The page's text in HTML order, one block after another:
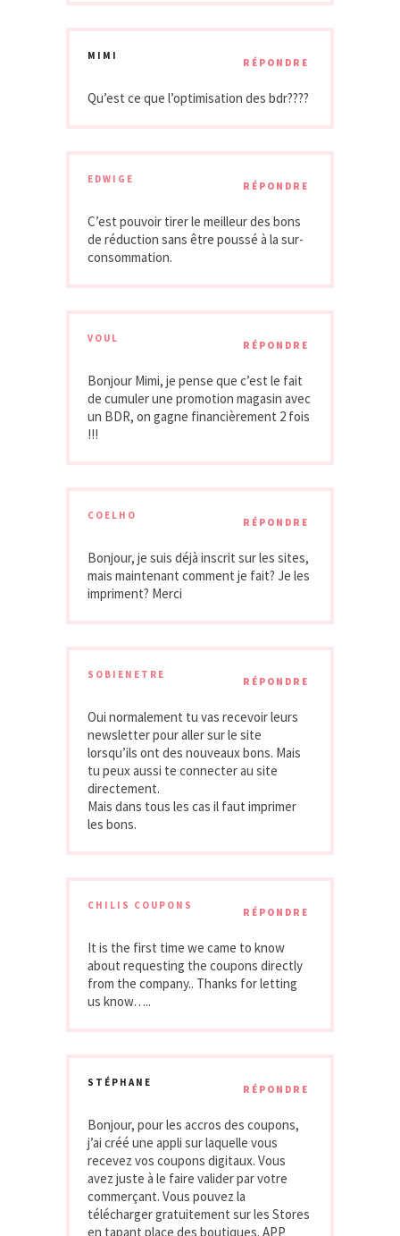
MIMI
RÉPONDRE
Qu’est ce que l’optimisation des bdr????
EDWIGE
RÉPONDRE
C’est pouvoir tirer le meilleur des bons
de réduction sans être poussé à la sur-
consommation.
VOUL
RÉPONDRE
Bonjour Mimi, je pense que c’est le fait
de cumuler une promotion magasin avec
un BDR, on gagne financièrement 2 fois
!!!
COELHO
RÉPONDRE
Bonjour, je suis déjà inscrit sur les sites,
mais maintenant comment je fait? Je les
impriment? Merci
SOBIENETRE
RÉPONDRE
Oui normalement tu vas recevoir leurs
newsletter pour aller sur le site
lorsqu’ils ont des nouveaux bons. Mais
tu peux aussi te connecter au site
directement.
Mais dans tous les cas il faut imprimer
les bons.
CHILIS COUPONS
RÉPONDRE
It is the first time we came to know
about requesting the coupons directly
from the company.. Thanks for letting
us know…..
STÉPHANE
RÉPONDRE
Bonjour, pour les accros des coupons,
j’ai créé une appli sur laquelle vous
recevez vos coupons digitaux. Vous
avez juste à le faire valider par votre
commerçant. Vous pouvez la
télécharger gratuitement sur les Stores
en tapant place des boutiques. APP